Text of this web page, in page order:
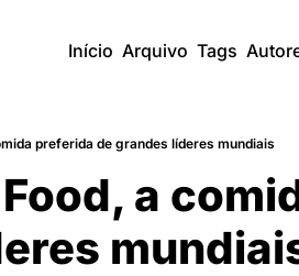
Início Arquivo Tags
preferida de grandes líderes mundiais
a